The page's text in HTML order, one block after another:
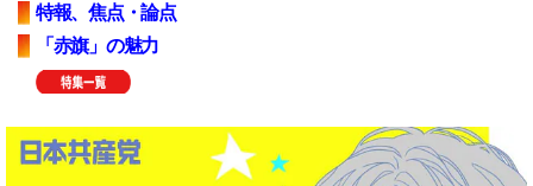
特報、焦点・論点
「赤旗」の魅力